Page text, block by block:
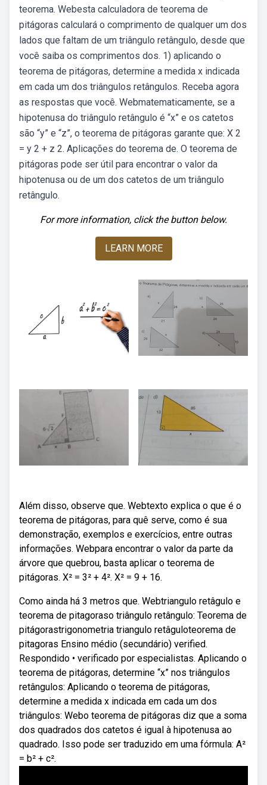
teorema. Webesta calculadora de teorema de
pitágoras calculará o comprimento de qualquer um dos
lados que faltam de um triângulo retângulo, desde que
você saiba os comprimentos dos. 1) aplicando o
teorema de pitágoras, determine a medida x indicada
em cada um dos triângulos retângulos. Receba agora
as respostas que você. Webmatematicamente, se a
hipotenusa do triângulo retângulo é “x” e os catetos
são “y” e “z”, o teorema de pitágoras garante que: X 2
= y 2 + z 2. Aplicações do teorema de. O teorema de
pitágoras pode ser útil para encontrar o valor da
hipotenusa ou de um dos catetos de um triângulo
retângulo.
For more information, click the button below.
LEARN MORE
Além disso, observe que. Webtexto explica o que é o
teorema de pitágoras, para quê serve, como é sua
demonstração, exemplos e exercícios, entre outras
informações. Webpara encontrar o valor da parte da
árvore que quebrou, basta aplicar o teorema de
pitágoras. X² = 3² + 4². X² = 9 + 16.
Como ainda há 3 metros que. Webtriangulo retâgulo e
teorema de pitagoraso triângulo retângulo: Teorema de
pitágorastrigonometria triangulo retâguloteorema de
pitagoras Ensino médio (secundário) verified.
Respondido • verificado por especialistas. Aplicando o
teorema de pitágoras, determine “x” nos triângulos
retângulos: Aplicando o teorema de pitágoras,
determine a medida x indicada em cada um dos
triângulos: Webo teorema de pitágoras diz que a soma
dos quadrados dos catetos é igual à hipotenusa ao
quadrado. Isso pode ser traduzido em uma fórmula: A²
= b² + c².